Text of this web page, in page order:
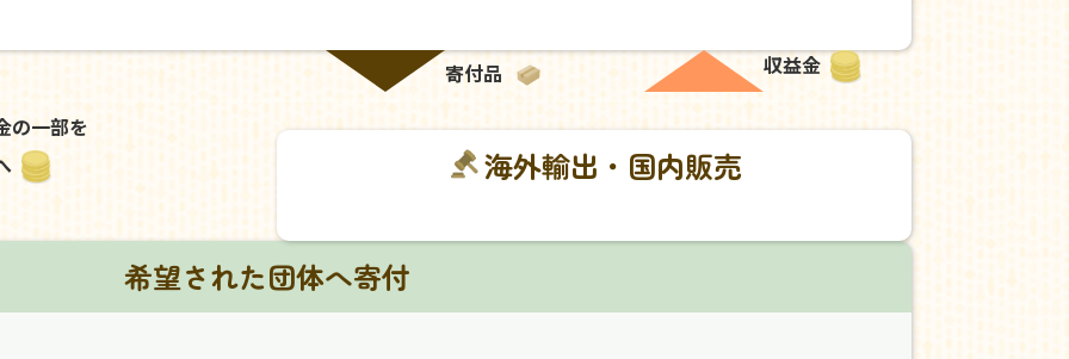
の一部を
寄付品 収益金
海外輸出・国内販売
希望された団体へ寄付